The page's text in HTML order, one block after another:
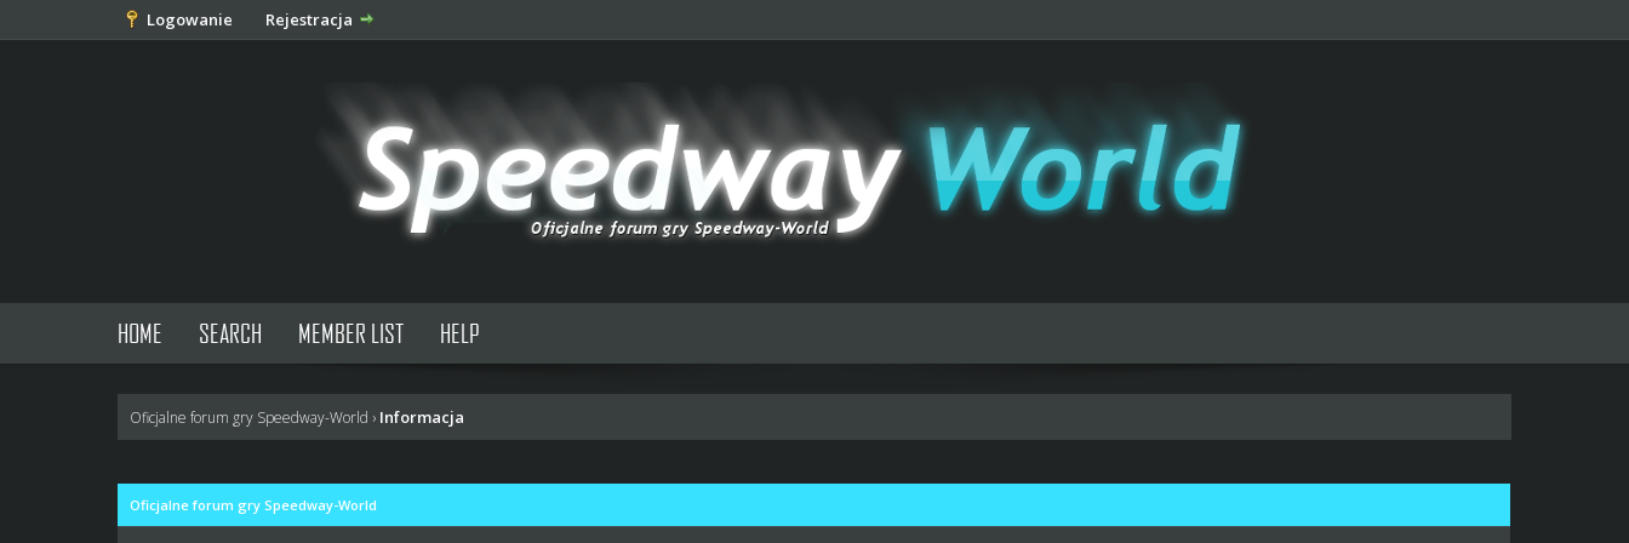
Logowanie Rejestracja
HOME SEARCH MEMBER LIST HELP
Oficjalne forum gry Speedway-World › Informacja
Oficjalne forum gry Speedway-World